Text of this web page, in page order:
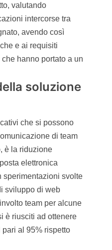
valutando
intercorse tra
avendo così
e ai requisiti
hanno portato a un
soluzione
che si possono
di team
è la riduzione
elettronica
sperimentazioni svolte
sviluppo di web
team per alcune
è riusciti ad ottenere
al 95% rispetto